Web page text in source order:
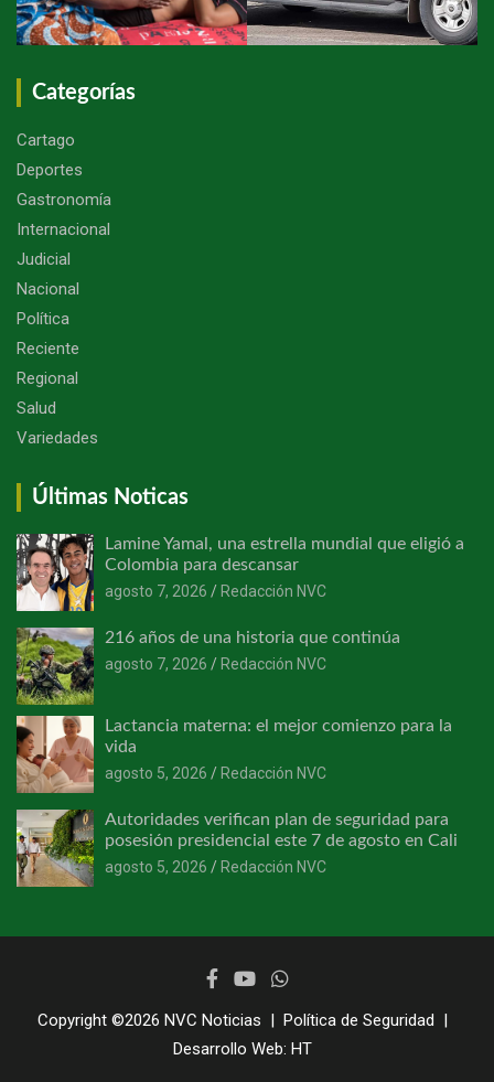
Categorías
Cartago
Deportes
Gastronomía
Internacional
Judicial
Nacional
Política
Reciente
Regional
Salud
Variedades
Últimas Noticas
Lamine Yamal, una estrella mundial que eligió a
Colombia para descansar
agosto 7, 2026
Redacción NVC
216 años de una historia que continúa
agosto 7, 2026
Redacción NVC
Lactancia materna: el mejor comienzo para la
vida
agosto 5, 2026
Redacción NVC
Autoridades verifican plan de seguridad para
posesión presidencial este 7 de agosto en Cali
agosto 5, 2026
Redacción NVC
Copyright ©2026 NVC Noticias
Política de Seguridad
Desarrollo Web: HT